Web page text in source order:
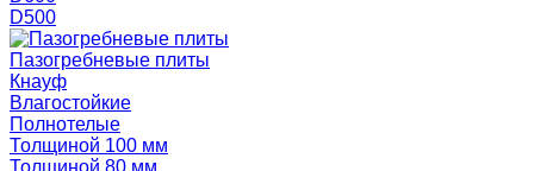
D500
Пазогребневые плиты
Кнауф
Влагостойкие
Полнотелые
Толщиной 100 мм
Толщиной 80 мм